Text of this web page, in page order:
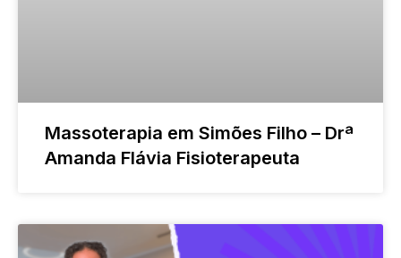
Massoterapia em Simões Filho – Drª
Amanda Flávia Fisioterapeuta